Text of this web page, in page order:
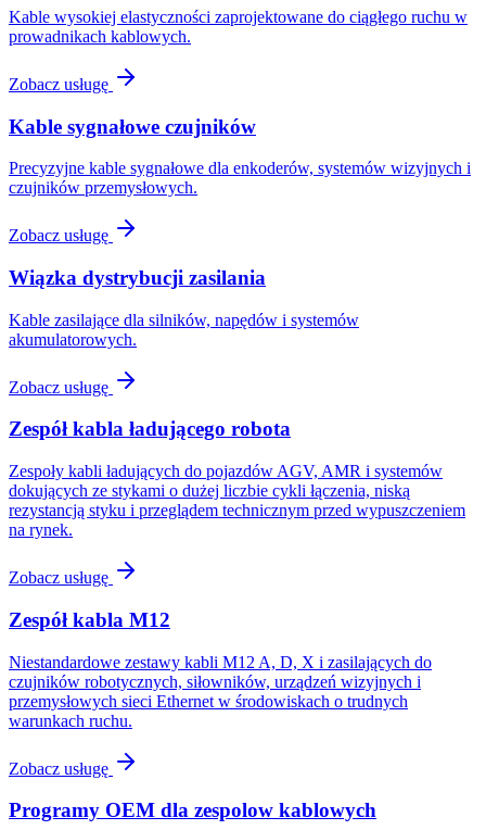
Kable wysokiej elastyczności zaprojektowane do ciągłego ruchu w
prowadnikach kablowych.
Zobacz usługę
Kable sygnałowe czujników
Precyzyjne kable sygnałowe dla enkoderów, systemów wizyjnych i
czujników przemysłowych.
Zobacz usługę
Wiązka dystrybucji zasilania
Kable zasilające dla silników, napędów i systemów
akumulatorowych.
Zobacz usługę
Zespół kabla ładującego robota
Zespoły kabli ładujących do pojazdów AGV, AMR i systemów
dokujących ze stykami o dużej liczbie cykli łączenia, niską
rezystancją styku i przeglądem technicznym przed wypuszczeniem
na rynek.
Zobacz usługę
Zespół kabla M12
Niestandardowe zestawy kabli M12 A, D, X i zasilających do
czujników robotycznych, siłowników, urządzeń wizyjnych i
przemysłowych sieci Ethernet w środowiskach o trudnych
warunkach ruchu.
Zobacz usługę
Programy OEM dla zespolow kablowych